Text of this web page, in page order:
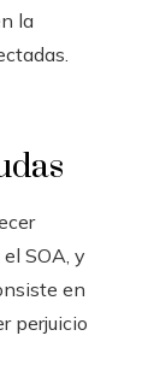
la
SOA, y
en
perjuicio